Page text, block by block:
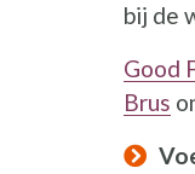
bij de
Good
Brus